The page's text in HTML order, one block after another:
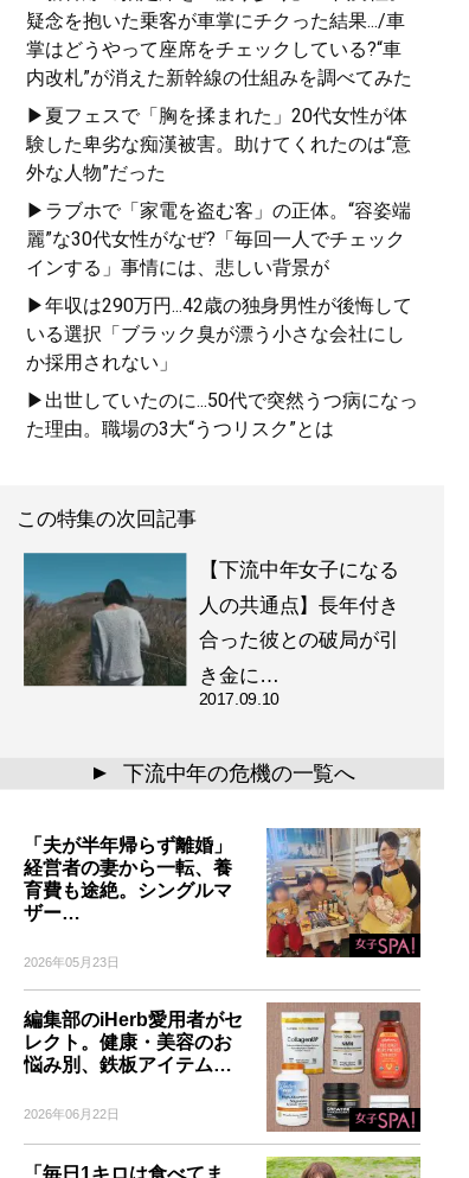
疑念を抱いた乗客が車掌にチクった結果.../車
掌はどうやって座席をチェックしている?“車
内改札”が消えた新幹線の仕組みを調べてみた
▶夏フェスで「胸を揉まれた」20代女性が体
験した卑劣な痴漢被害。助けてくれたのは“意
外な人物”だった
▶ラブホで「家電を盗む客」の正体。“容姿端
麗”な30代女性がなぜ?「毎回一人でチェック
インする」事情には、悲しい背景が
▶年収は290万円...42歳の独身男性が後悔して
いる選択「ブラック臭が漂う小さな会社にし
か採用されない」
▶出世していたのに...50代で突然うつ病になっ
た理由。職場の3大“うつリスク”とは
この特集の次回記事
【下流中年女子になる
人の共通点】長年付き
合った彼との破局が引
き金に…
2017.09.10
▲ 下流中年の危機の一覧へ
「夫が半年帰らず離婚」
経営者の妻から一転、養
育費も途絶。シングルマ
ザー…
2026年05月23日
編集部のiHerb愛用者がセ
レクト。健康・美容のお
悩み別、鉄板アイテム…
2026年06月22日
「毎日1キロは食べてま